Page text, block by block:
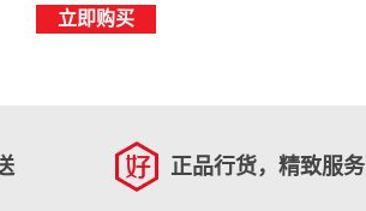
立即购买
正品行货，精致服务